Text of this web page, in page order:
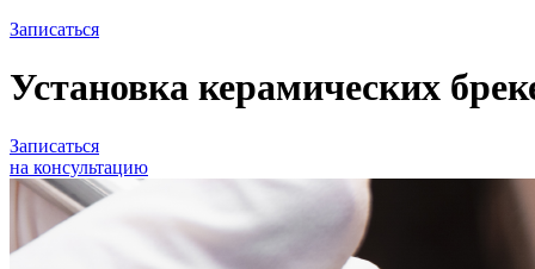
Записаться
Установка керамических
Записаться
на консультацию